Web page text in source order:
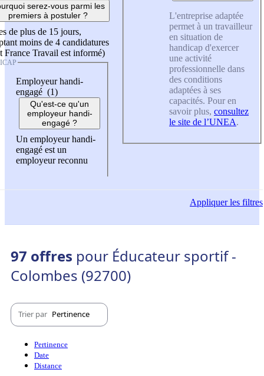
serez-vous parmi les
premiers à postuler ?
de plus de 15 jours,
moins de 4 candidatures
France Travail est informé)
Employeur handi-
engagé (1)
Qu'est-ce qu'un
employeur handi-
engagé ?
Un employeur handi-
engagé est un
employeur reconnu
L'entreprise adaptée
permet à un travailleur
en situation de
handicap d'exercer
une activité
professionnelle dans
des conditions
adaptées à ses
capacités. Pour en
savoir plus, consultez
le site de l’UNEA.
Appliquerles filtres
97 offres pour Éducateur sportif -
Colombes (92700)
Trier par Pertinence
Pertinence
Date
Distance